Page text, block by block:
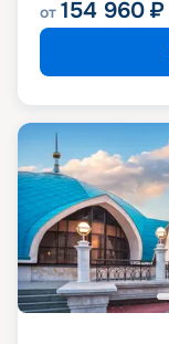
от 154 960 ₽